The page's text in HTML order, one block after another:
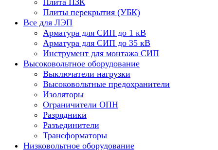
Плиты перекрытия (УБК)
Все для ЛЭП
Арматура для СИП до 1 кВ
Арматура для СИП до 35 кВ
Инструмент для монтажа СИП
Высоковольтное оборудование
Выключатели нагрузки
Высоковольтные предохранители
Изоляторы
Ограничители ОПН
Разрядники
Разъединители
Трансформаторы
Низковольтное оборудование